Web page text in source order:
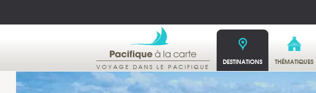
VOYAGE DANS LE PACIFIQUE
DESTINATIONS THÉMATIQUES